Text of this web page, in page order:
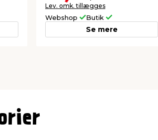
Lev. omk. tillægges
Webshop Butik
Se mere